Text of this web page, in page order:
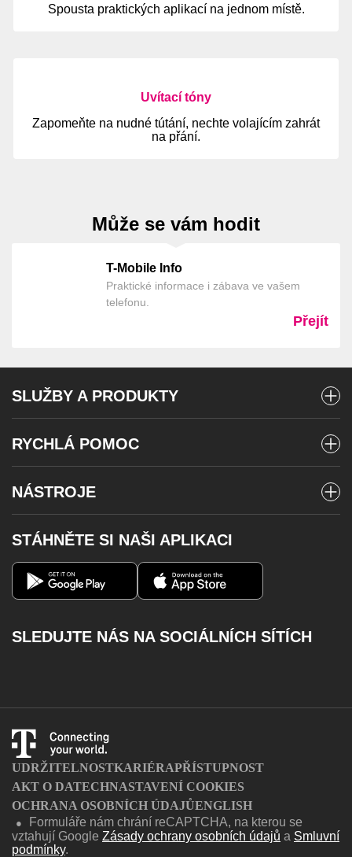
Spousta praktických aplikací na jednom místě.
Uvítací tóny
Zapomeňte na nudné tútání, nechte volajícím zahrát
na přání.
Může se vám hodit
T-Mobile Info
Praktické informace i zábava ve vašem
telefonu.
Přejít
SLUŽBY A PRODUKTY
Předplacené karty
Internet
Telefony a zařízení
Magenta 1
RYCHLÁ POMOC
Stav objednávky
Roaming
Volání na barevné linky
NÁSTROJE
Vyzvednout MMS
Můj T-Mobile
Dobít kredit
STÁHNĚTE SI NAŠI APLIKACI
SLEDUJTE NÁS NA SOCIÁLNÍCH SÍTÍCH
UDRŽITELNOSTKARIÉRAPŘÍSTUPNOST
AKT O DATECHNASTAVENÍ COOKIES
OCHRANA OSOBNÍCH ÚDAJŮENGLISH
●
Formuláře nám chrání reCAPTCHA, na kterou se
vztahují Google Zásady ochrany osobních údajů a Smluvní
podmínky.